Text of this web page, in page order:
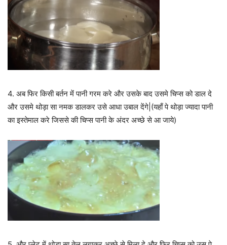
4. अब फिर किसी बर्तन में पानी गरम करे और उसके बाद उसमे चिप्स को डाल दे
और उसमे थोड़ा सा नमक डालकर उसे आधा उबाल देंगे|(यहाँ पे थोड़ा ज्यादा पानी
का इस्तेमाल करे जिससे की चिप्स पानी के अंदर अच्छे से आ जाये)